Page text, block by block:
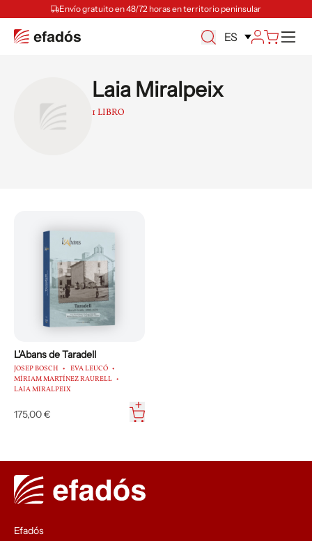
Envío gratuito en 48/72 horas en territorio peninsular
ES
Laia Miralpeix
1 LIBRO
L'Abans de Taradell
JOSEP BOSCH
EVA LEUCÓ
MÍRIAM MARTÍNEZ RAURELL
LAIA MIRALPEIX
175,00 €
Efadós